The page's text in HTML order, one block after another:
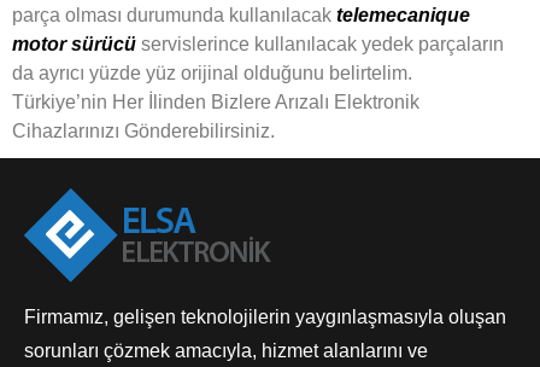
parça olması durumunda kullanılacak telemecanique
motor sürücü servislerince kullanılacak yedek parçaların
da ayrıcı yüzde yüz orijinal olduğunu belirtelim.
Türkiye’nin Her İlinden Bizlere Arızalı Elektronik
Cihazlarınızı Gönderebilirsiniz.
Firmamız, gelişen teknolojilerin yaygınlaşmasıyla oluşan
sorunları çözmek amacıyla, hizmet alanlarını ve